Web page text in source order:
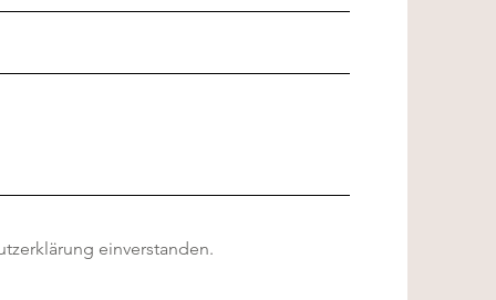
einverstanden.